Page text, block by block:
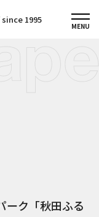
1995
ーク「秋田ふる